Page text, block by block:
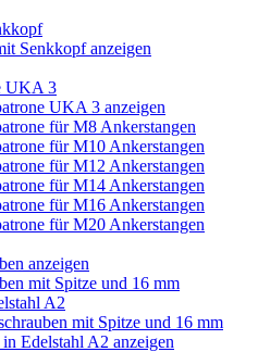
Senkkopf anzeigen
UKA 3
UKA 3 anzeigen
für M8 Ankerstangen
für M10 Ankerstangen
für M12 Ankerstangen
für M14 Ankerstangen
für M16 Ankerstangen
für M20 Ankerstangen
anzeigen
mit Spitze und 16 mm
A2
mit Spitze und 16 mm
Edelstahl A2 anzeigen